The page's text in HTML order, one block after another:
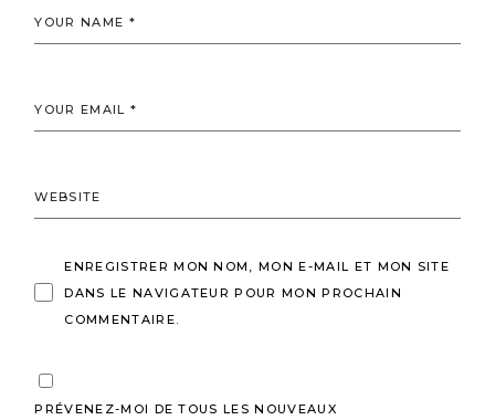
ENREGISTRER MON NOM, MON E-MAIL ET MON SITE
DANS LE NAVIGATEUR POUR MON PROCHAIN
COMMENTAIRE.
PRÉVENEZ-MOI DE TOUS LES NOUVEAUX